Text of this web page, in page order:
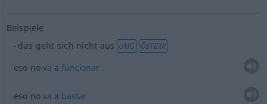
Beispiele
das geht sich nicht aus UMG ÖSTERR
eso no va afuncionar
eso no va a bastar